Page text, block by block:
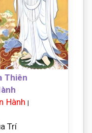
Thiên
Hành |
Trí